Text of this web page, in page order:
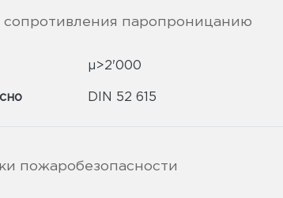
паропроницанию
µ>2'000
DIN 52 615
пожаробезопасности